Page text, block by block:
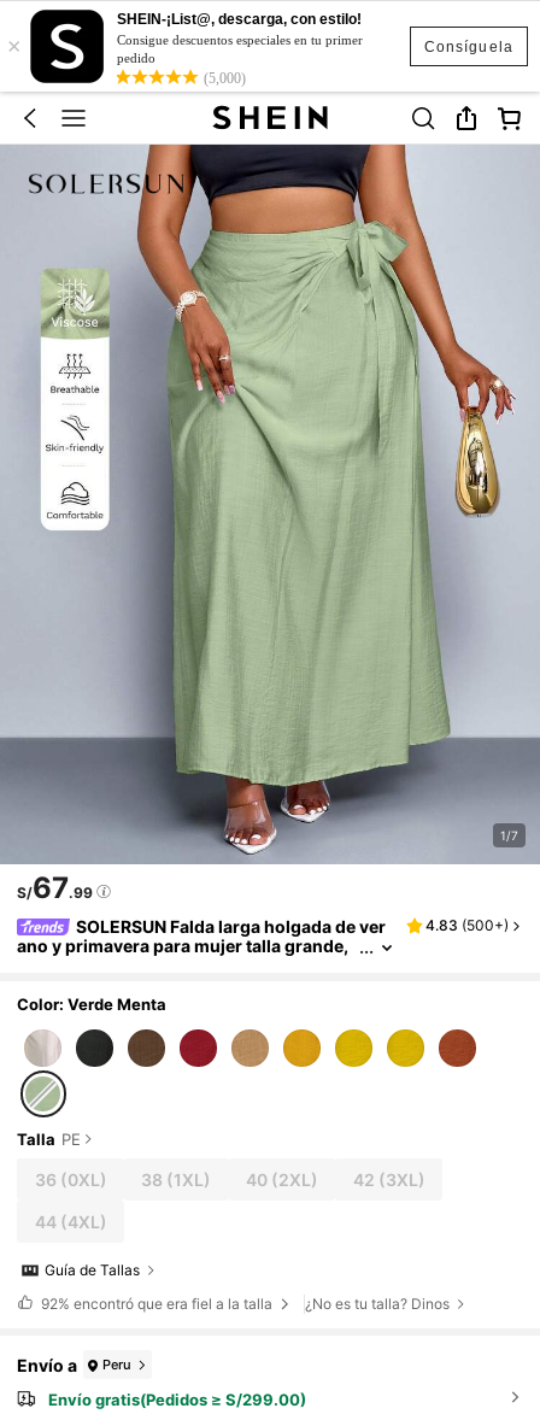
Consíguela
×
SHEIN-¡List@, descarga, con estilo!
Consigue descuentos especiales en tu primer
pedido
(5,000)
1/7
S/67.99
SOLERSUN Falda larga holgada de ver
ano y primavera para mujer talla grande,
r ocasión
4.83 (500+)
Color: Verde Menta
Talla PE
36 (0XL) 38 (1XL) 40(2XL) 42 (3XL)
44(4XL)
Guía de Tallas
92% encontró que era fiel a la talla ¿No es tu talla? Dinos
Envío a Peru
Envío gratis(Pedidos ≥ S/299.00)